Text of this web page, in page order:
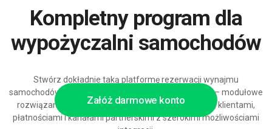
Załóż darmowe konto
Kompletny program dla
wypożyczalni samochodów
Stwórz dokładnie taką platformę rezerwacji wynajmu
samochodów, jakiej potrzebuje Twoja wypożyczalnia — modułowe
rozwiązanie do zarządzania flotą, umowami najmu, klientami,
płatnościami i kanałami partnerskimi z szerokimi możliwościami